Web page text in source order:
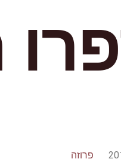
פרוזה